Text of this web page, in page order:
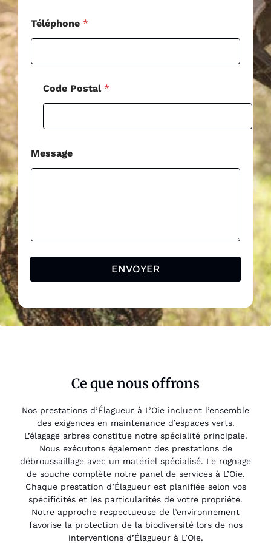
o
s
t
l
Téléphone *
Code Postal *
Message
ENVOYER
Ce que nous offrons
Nos prestations d’Élagueur à L’Oie incluent l’ensemble
des exigences en maintenance d’espaces verts.
L’élagage arbres constitue notre spécialité principale.
Nous exécutons également des prestations de
débroussaillage avec un matériel spécialisé. Le rognage
de souche complète notre panel de services à L’Oie.
Chaque prestation d’Élagueur est planifiée selon vos
spécificités et les particularités de votre propriété.
Notre approche respectueuse de l’environnement
favorise la protection de la biodiversité lors de nos
interventions d’Élagueur à L’Oie.